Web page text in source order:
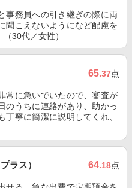
事務員への引き継ぎの際に両
聞こえないようになど配慮を
30代／女性）
65.37点
常に急いでいたので、審査が
のうちに連絡があり、助かっ
寧に簡潔に説明してくれ、
ラス） 64.18点